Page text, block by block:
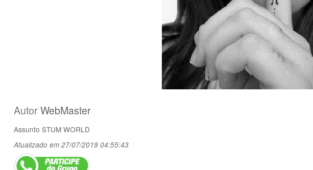
AutorWebMaster
Assunto STUM WORLD
Atualizado em 27/07/2019 04:55:43